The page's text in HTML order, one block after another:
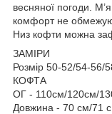
весняної погоди.
комфорт не
Низ кофти можна
ЗАМІРИ
Розмір 50-52/54-56/
КОФТА
ОГ - 110см/120см/
Довжина - 70 см/71